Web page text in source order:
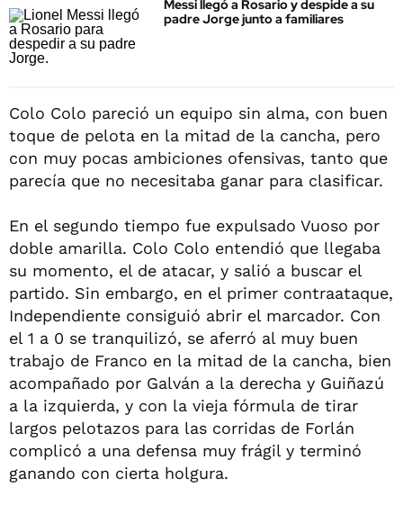
Messi llegó a Rosario y despide a su
padre Jorge junto a familiares
Colo Colo pareció un equipo sin alma, con buen
toque de pelota en la mitad de la cancha, pero
con muy pocas ambiciones ofensivas, tanto que
parecía que no necesitaba ganar para clasificar.
En el segundo tiempo fue expulsado Vuoso por
doble amarilla. Colo Colo entendió que llegaba
su momento, el de atacar, y salió a buscar el
partido. Sin embargo, en el primer contraataque,
Independiente consiguió abrir el marcador. Con
el 1 a 0 se tranquilizó, se aferró al muy buen
trabajo de Franco en la mitad de la cancha, bien
acompañado por Galván a la derecha y Guiñazú
a la izquierda, y con la vieja fórmula de tirar
largos pelotazos para las corridas de Forlán
complicó a una defensa muy frágil y terminó
ganando con cierta holgura.